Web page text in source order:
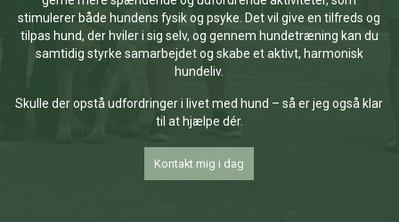
stimulerer både hundens fysik og psyke. Det vil give en tilfreds og
tilpas hund, der hviler i sig selv, og gennem hundetræning kan du
samtidig styrke samarbejdet og skabe et aktivt, harmonisk
hundeliv.
Skulle der opstå udfordringer i livet med hund – så er jeg også klar
til at hjælpe dér.
Kontakt mig i dag